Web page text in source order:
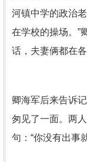
河镇中学的政治
在学校的操场。”
话，夫妻俩都在
卿海军后来告诉
匆见了一面。两
句：“你没有出事